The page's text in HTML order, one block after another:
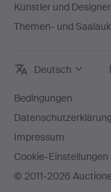
Künstler und Designer
Themen- und
Deutsch
Bedingungen
Datenschutzerklärung
Impressum
Cookie-Einstellungen
© 2011-2026